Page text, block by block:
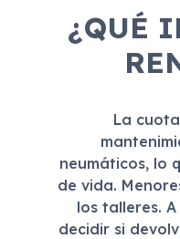
¿QUÉ
La
neumáticos, lo
de vida.
los talleres.
decidir si